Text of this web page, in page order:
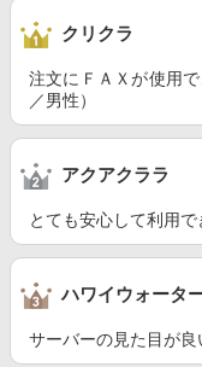
クリクラ
注文にＦＡＸが使用
／男性）
アクアクララ
とても安心して利用で
ハワイウォータ
サーバーの見た目が良